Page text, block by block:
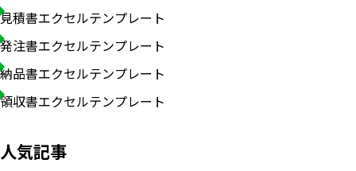
見積書エクセルテンプレート
発注書エクセルテンプレート
納品書エクセルテンプレート
領収書エクセルテンプレート
人気記事